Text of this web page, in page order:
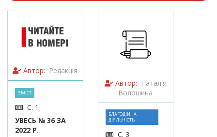
Автор: Редакція
ЗМІСТ
С. 1
УВЕСЬ № 36 ЗА
2022 Р.
Автор: Наталія
Волошина
БЛАГОДІЙНА
ДІЯЛЬНІСТЬ
С. 3